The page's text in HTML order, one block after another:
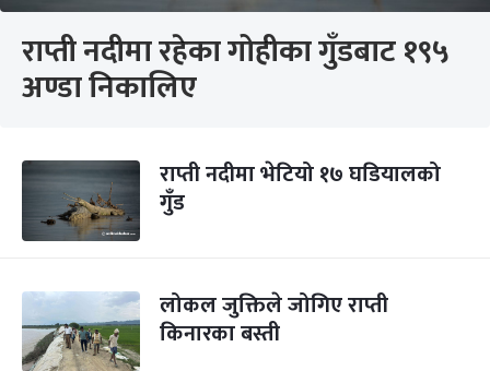
राप्ती नदीमा रहेका गोहीका गुँडबाट १९५
अण्डा निकालिए
राप्ती नदीमा भेटियो १७ घडियालको
गुँड
लोकल जुक्तिले जोगिए राप्ती
किनारका बस्ती